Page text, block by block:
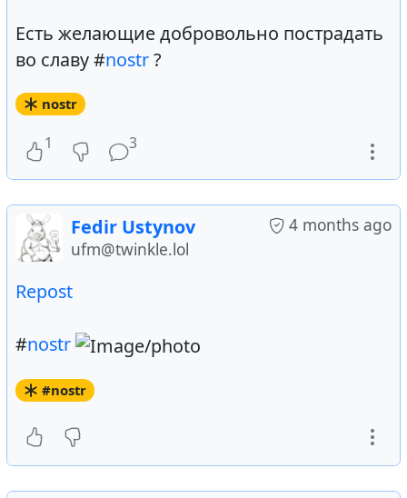
Есть желающие добровольно пострадать
во славу #nostr?
nostr
1 3
4 months ago
Fedir Ustynov
ufm@twinkle.lol
Repost
#nostr
#nostr